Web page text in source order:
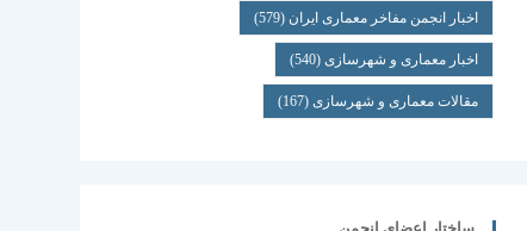
اخبار انجمن مفاخر معماری ایران (579)
اخبار معماری و شهرسازی(540)
مقالات معماری و شهرسازی(167)